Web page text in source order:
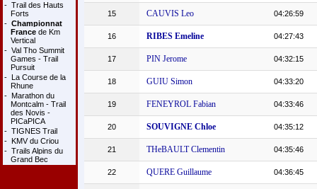
- Trail des Hauts
Forts
- Championnat
Francede Km
Vertical
- Val Tho Summit
Games - Trail
Pursuit
- La Course de la
Rhune
- Marathon du
Montcalm - Trail
des Novis -
PICaPICA
- TIGNES Trail
- KMV du Criou
- Trails Alpins du
Grand Bec
15 CAUVIS Leo 04:26:59
16 RIBES Emeline 04:27:43
17 PIN Jerome 04:32:15
18 GUIU Simon 04:33:20
19 FENEYROL Fabian 04:33:46
20 SOUVIGNE Chloe 04:35:12
21 THeBAULT Clementin 04:35:46
22 QUERE Guillaume 04:36:45